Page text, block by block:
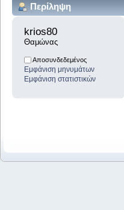
Περίληψη
krios80
Θαμώνας
Αποσυνδεδεμένος
Εμφάνιση μηνυμάτων
Εμφάνιση στατιστικών